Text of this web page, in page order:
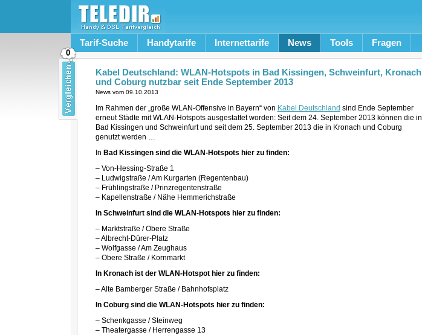
Tarif-Suche Handytarife Internettarife News Tools Fragen
Kabel Deutschland: WLAN-Hotspots in Bad Kissingen, Schweinfurt, Kronach
und Coburg nutzbar seit Ende September 2013
News vom 09.10.2013
Im Rahmen der „große WLAN-Offensive in Bayern“ von Kabel Deutschland sind Ende September
erneut Städte mit WLAN-Hotspots ausgestattet worden: Seit dem 24. September 2013 können die in
Bad Kissingen und Schweinfurt und seit dem 25. September 2013 die in Kronach und Coburg
genutzt werden …
In Bad Kissingen sind die WLAN-Hotspots hier zu finden:
– Von-Hessing-Straße 1
– Ludwigstraße / Am Kurgarten (Regentenbau)
– Frühlingstraße / Prinzregentenstraße
– Kapellenstraße / Nähe Hemmerichstraße
In Schweinfurt sind die WLAN-Hotspots hier zu finden:
– Marktstraße / Obere Straße
– Albrecht-Dürer-Platz
– Wolfgasse / Am Zeughaus
– Obere Straße / Kornmarkt
In Kronach ist der WLAN-Hotspot hier zu finden:
– Alte Bamberger Straße / Bahnhofsplatz
In Coburg sind die WLAN-Hotspots hier zu finden:
– Schenkgasse / Steinweg
– Theatergasse / Herrengasse 13
0